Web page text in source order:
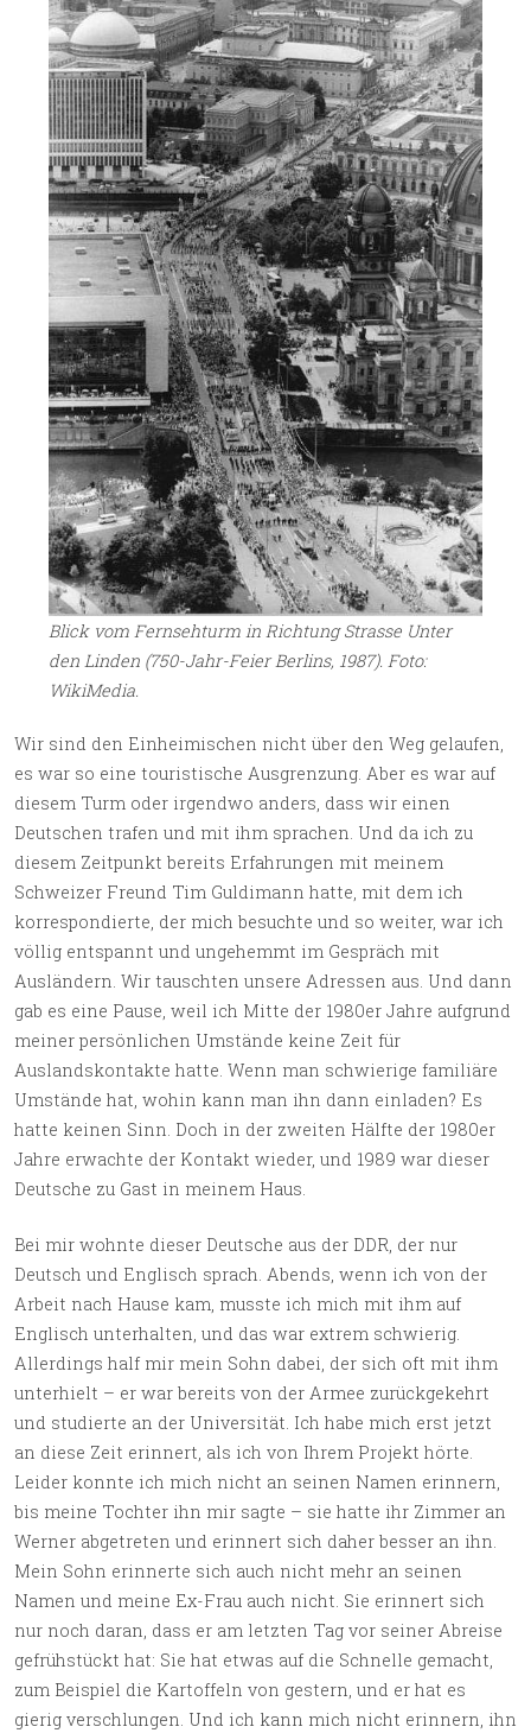
Blick vom Fernsehturm in Richtung Strasse Unter
den Linden (750-Jahr-Feier Berlins, 1987). Foto:
WikiMedia.
Wir sind den Einheimischen nicht über den Weg gelaufen,
es war so eine touristische Ausgrenzung. Aber es war auf
diesem Turm oder irgendwo anders, dass wir einen
Deutschen trafen und mit ihm sprachen. Und da ich zu
diesem Zeitpunkt bereits Erfahrungen mit meinem
Schweizer Freund Tim Guldimann hatte, mit dem ich
korrespondierte, der mich besuchte und so weiter, war ich
völlig entspannt und ungehemmt im Gespräch mit
Ausländern. Wir tauschten unsere Adressen aus. Und dann
gab es eine Pause, weil ich Mitte der 1980er Jahre aufgrund
meiner persönlichen Umstände keine Zeit für
Auslandskontakte hatte. Wenn man schwierige familiäre
Umstände hat, wohin kann man ihn dann einladen? Es
hatte keinen Sinn. Doch in der zweiten Hälfte der 1980er
Jahre erwachte der Kontakt wieder, und 1989 war dieser
Deutsche zu Gast in meinem Haus.
Bei mir wohnte dieser Deutsche aus der DDR, der nur
Deutsch und Englisch sprach. Abends, wenn ich von der
Arbeit nach Hause kam, musste ich mich mit ihm auf
Englisch unterhalten, und das war extrem schwierig.
Allerdings half mir mein Sohn dabei, der sich oft mit ihm
unterhielt – er war bereits von der Armee zurückgekehrt
und studierte an der Universität. Ich habe mich erst jetzt
an diese Zeit erinnert, als ich von Ihrem Projekt hörte.
Leider konnte ich mich nicht an seinen Namen erinnern,
bis meine Tochter ihn mir sagte – sie hatte ihr Zimmer an
Werner abgetreten und erinnert sich daher besser an ihn.
Mein Sohn erinnerte sich auch nicht mehr an seinen
Namen und meine Ex-Frau auch nicht. Sie erinnert sich
nur noch daran, dass er am letzten Tag vor seiner Abreise
gefrühstückt hat: Sie hat etwas auf die Schnelle gemacht,
zum Beispiel die Kartoffeln von gestern, und er hat es
gierig verschlungen. Und ich kann mich nicht erinnern, ihn